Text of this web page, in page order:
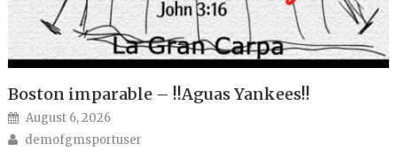
Boston imparable – !!Aguas Yankees!!
Posted on
August 6, 2026
Author
demofgmsportuser